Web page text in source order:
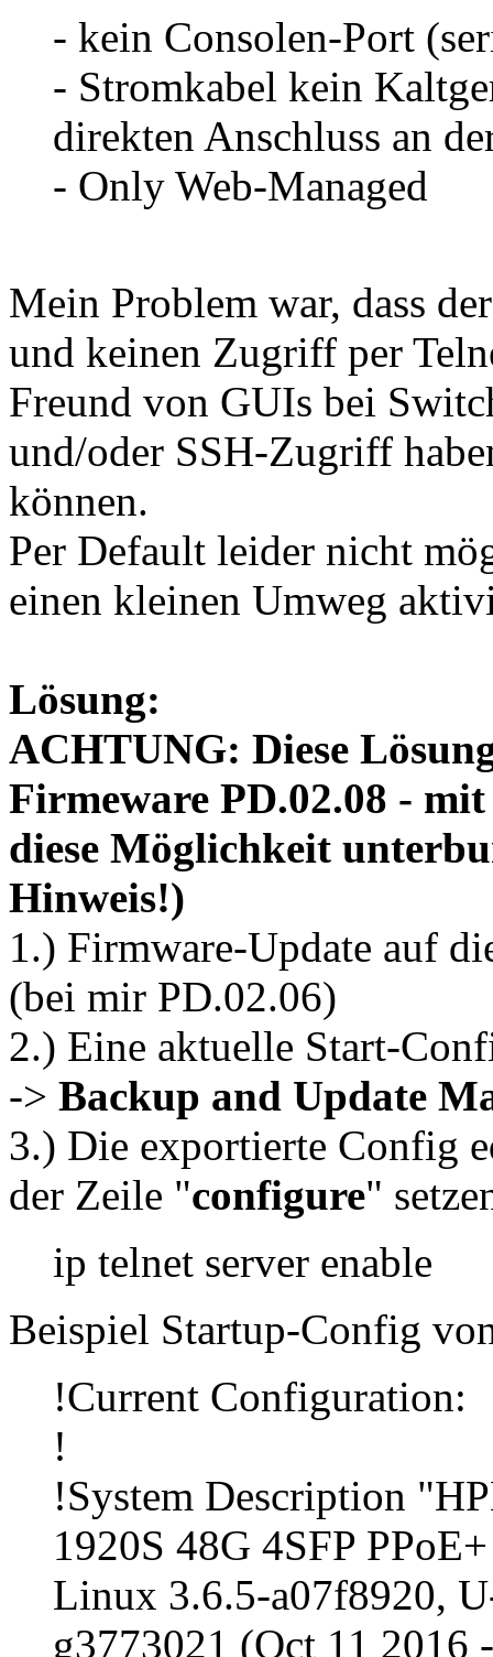
- kein Consolen-Port
- Stromkabel kein
direkten Anschluss an
- Only Web-Managed
Mein Problem war, dass
und keinen Zugriff per
Freund von GUIs bei
und/oder SSH-Zugriff
können.
Per Default leider nicht
einen kleinen Umweg
Lösung:
ACHTUNG: Diese
Firmeware PD.02.08 -
diese Möglichkeit
Hinweis!)
1.) Firmware-Update auf
(bei mir PD.02.06)
2.) Eine aktuelle Start-
-> Backup and Update
3.) Die exportierte Config
der Zeile "configure"
ip telnet server enable
Beispiel Startup-Config
!Current Configuration:
!
!System Description
1920S 48G 4SFP
Linux 3.6.5-a07f8920,
g3773021 (Oct 11 2016